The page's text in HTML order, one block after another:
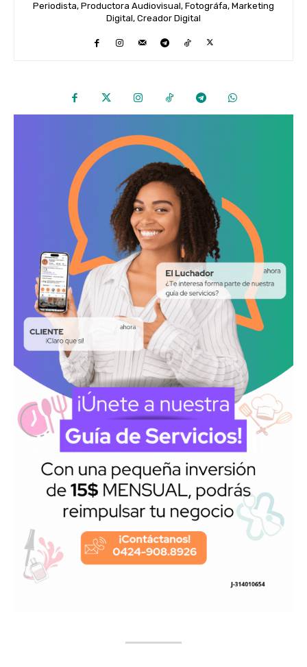
Periodista, Productora Audiovisual, Fotográfa, Marketing
Digital, Creador Digital